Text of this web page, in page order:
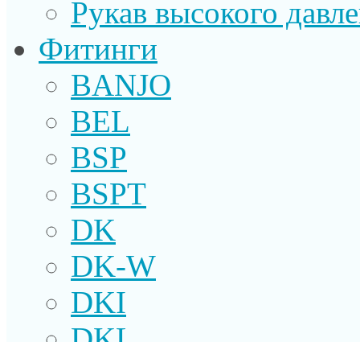
Рукав высокого
Фитинги
BANJO
BEL
BSP
BSPT
DK
DK-W
DKI